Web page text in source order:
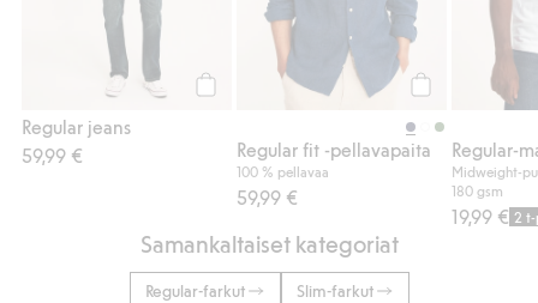
Regular jeans
59,99 €
Regular fit -pellavapaita
100 % pellavaa
59,99 €
Midweight-
180 gsm
19,99 € 2 t-
Samankaltaiset kategoriat
Regular-farkut Slim-farkut